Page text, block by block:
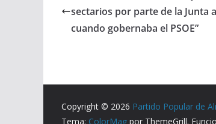
sectarios por parte de la Junta
cuando gobernaba el PSOE”
Copyright © 2026 Partido Popular de
Tema: ColorMag por ThemeGrill.